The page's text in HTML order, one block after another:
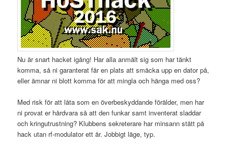
Nu är snart hacket igång! Har alla anmält sig som har tänkt
komma, så ni garanterat får en plats att smäcka upp en dator på,
eller ämnar ni blott komma för att mingla och hänga med oss?
Med risk för att låta som en överbeskyddande förälder, men har
ni provat er hårdvara så att den funkar samt inventerat sladdar
och kringutrustning? Klubbens sekreterare har minsann stått på
hack utan rf-modulator ett år. Jobbigt läge, typ.